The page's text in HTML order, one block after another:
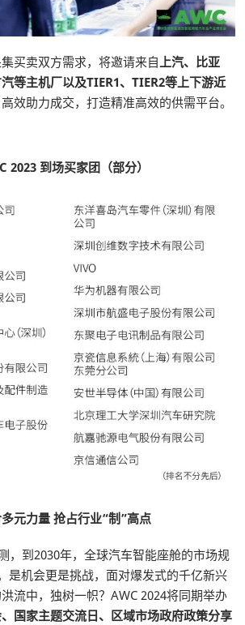
买卖双方需求，将邀请来自上汽、比亚
等主机厂以及TIER1、 TIER2等上下游近
高效助力成交，打造精准高效的供需平台。
2023 到场买家团（部分）
元力量 抢占行业“制”高点
，到2030年，全球汽车智能座舱的市场规
是机会更是挑战，面对爆发式的千亿新兴
流中，独树一帜？AWC 2024将同期举办
国家主题交流日、区域市场政府政策分享